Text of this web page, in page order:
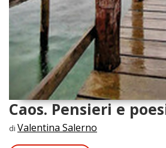
Caos. Pensieri e
di Valentina Salerno